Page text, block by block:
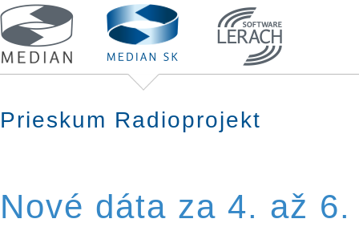
Prieskum Radioprojekt
Nové dáta za 4. až